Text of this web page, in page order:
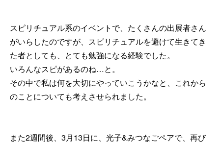
スピリチュアル系のイベントで、たくさんの出展者さん
がいらしたのですが、スピリチュアルを避けて生きてき
た者としても、とても勉強になる経験でした。
いろんなスピがあるのね…と。
その中で私は何を大切にやっていこうかなと、これから
のことについても考えさせられました。
また2週間後、3月13日に、光子&みつなごペアで、再び